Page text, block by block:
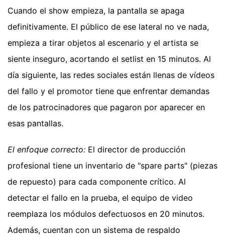
Cuando el show empieza, la pantalla se apaga
definitivamente. El público de ese lateral no ve nada,
empieza a tirar objetos al escenario y el artista se
siente inseguro, acortando el setlist en 15 minutos. Al
día siguiente, las redes sociales están llenas de vídeos
del fallo y el promotor tiene que enfrentar demandas
de los patrocinadores que pagaron por aparecer en
esas pantallas.
El enfoque correcto: El director de producción
profesional tiene un inventario de "spare parts" (piezas
de repuesto) para cada componente crítico. Al
detectar el fallo en la prueba, el equipo de video
reemplaza los módulos defectuosos en 20 minutos.
Además, cuentan con un sistema de respaldo